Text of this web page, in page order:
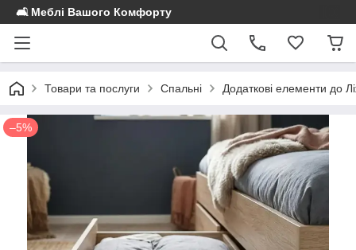
🛋️ Меблі Вашого Комфорту
Товари та послуги Спальні Додаткові елементи до
–5%